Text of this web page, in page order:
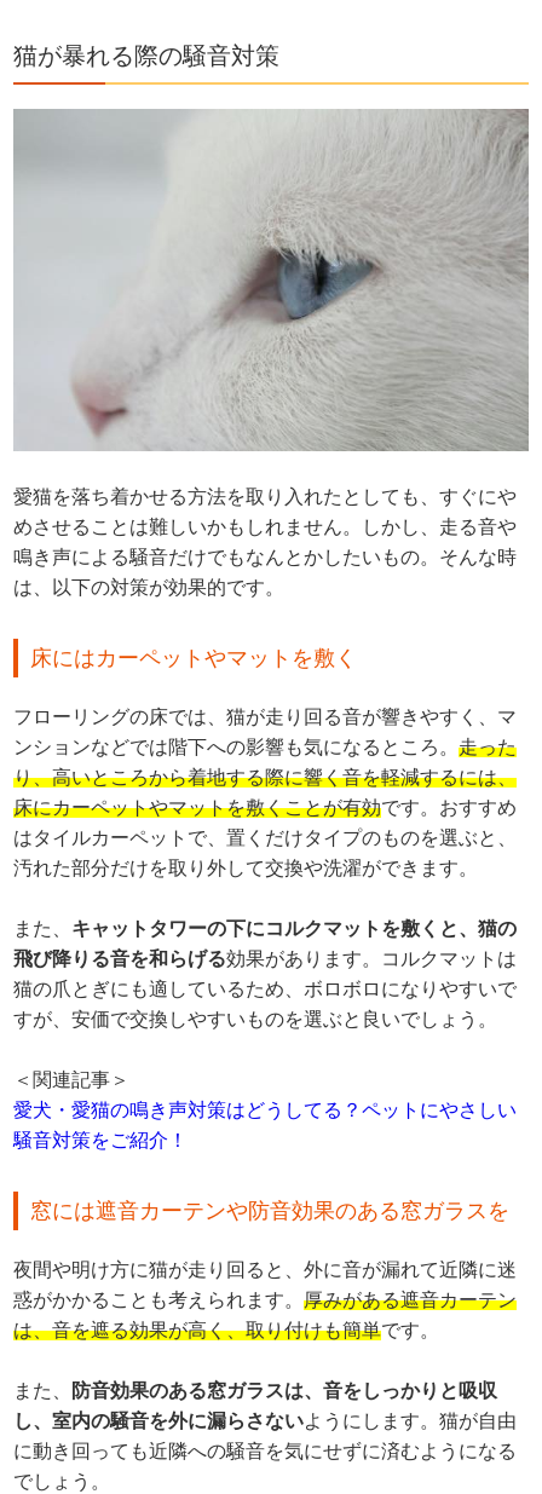
猫が暴れる際の騒音対策
愛猫を落ち着かせる方法を取り入れたとしても、すぐにや
めさせることは難しいかもしれません。しかし、走る音や
鳴き声による騒音だけでもなんとかしたいもの。そんな時
は、以下の対策が効果的です。
床にはカーペットやマットを敷く
フローリングの床では、猫が走り回る音が響きやすく、マ
ンションなどでは階下への影響も気になるところ。走った
り、高いところから着地する際に響く音を軽減するには、
床にカーペットやマットを敷くことが有効です。おすすめ
はタイルカーペットで、置くだけタイプのものを選ぶと、
汚れた部分だけを取り外して交換や洗濯ができます。
また、 キャットタワーの下にコルクマットを敷くと、猫の
飛び降りる音を和らげる効果があります。コルクマットは
猫の爪とぎにも適しているため、ボロボロになりやすいで
すが、安価で交換しやすいものを選ぶと良いでしょう。
＜関連記事＞
愛犬・愛猫の鳴き声対策はどうしてる？ペットにやさしい
騒音対策をご紹介！
窓には遮音カーテンや防音効果のある窓ガラスを
夜間や明け方に猫が走り回ると、外に音が漏れて近隣に迷
惑がかかることも考えられます。厚みがある遮音カーテン
は、音を遮る効果が高く、取り付けも簡単です。
また、
防音効果のある窓ガラスは、音をしっかりと吸収
し、室内の騒音を外に漏らさないようにします。猫が自由
に動き回っても近隣への騒音を気にせずに済むようになる
でしょう。